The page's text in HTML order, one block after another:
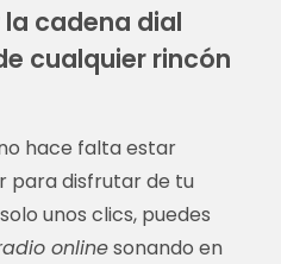
cadena dial
cualquier rincón
hace falta estar
para disfrutar de tu
unos clics, puedes
onlinesonando en